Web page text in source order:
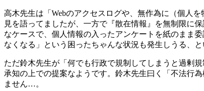
高木先生は「Webのアクセスログや、無作為に（個人
見を語ってましたが、一方で『散在情報』を無制限に
なケースで、個人情報の入ったアンケートを紙のまま
なくなる」という困ったちゃんな状況も発生しうる、
ただ鈴木先生が「何でも行政で規制してしまうと過剰
承知の上での提案なようです。鈴木先生曰く「不法行
ません…。